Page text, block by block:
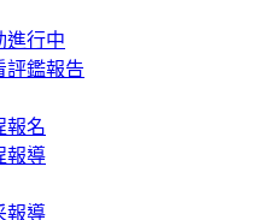
進行中
評鑑報告
報名
報導
報導